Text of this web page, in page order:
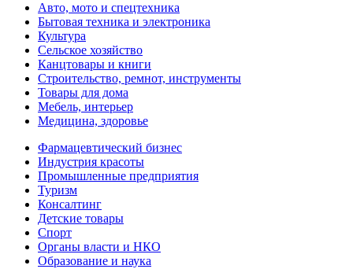
Авто, мото и спецтехника
Бытовая техника и электроника
Культура
Сельское хозяйство
Канцтовары и книги
Строительство, ремнот, инструменты
Товары для дома
Мебель, интерьер
Медицина, здоровье
Фармацевтический бизнес
Индустрия красоты
Промышленные предприятия
Туризм
Консалтинг
Детские товары
Спорт
Органы власти и НКО
Образование и наука